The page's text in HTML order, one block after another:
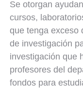
Se otorgan
cursos,
que tenga exceso
de investigación
investigación que
profesores del
fondos para